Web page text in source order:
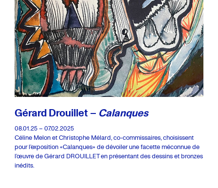
Gérard Drouillet – Calanques
08.01.25 – 07.02.2025
Céline Melon et Christophe Mélard, co-commissaires, choisissent
pour l’exposition «Calanques» de dévoiler une facette méconnue de
l’œuvre de Gérard DROUILLET en présentant des dessins et bronzes
inédits.